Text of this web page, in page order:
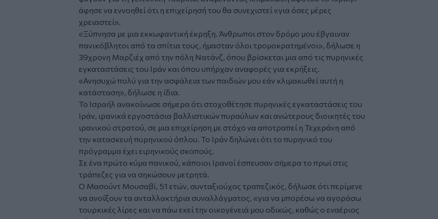
άφησε να εννοηθεί ότι η επιχείρησή του θα συνεχιστεί «για όσες μέρες
χρειαστεί».
«Ξύπνησα με μια εκκωφαντική έκρηξη. Άνθρωποι στον δρόμο μου έβγαιναν
πανικόβλητοι από τα σπίτια τους, ήμασταν όλοι τρομοκρατημένοι», δήλωσε η
39χρονη Μαρζιέχ από την πόλη Νατάνζ, όπου βρίσκεται μια από τις πυρηνικές
εγκαταστάσεις του Ιράν και όπου υπήρχαν αναφορές για εκρήξεις.
«Ανησυχώ πολύ για την ασφάλεια των παιδιών μου εάν κλιμακωθεί αυτή η
κατάσταση», δήλωσε η ίδια.
Το Ισραήλ ανακοίνωσε σήμερα ότι στοχοθέτησε πυρηνικές εγκαταστάσεις του
Ιράν, ιρανικά εργοστάσια βαλλιστικών πυραύλων και ανώτερους διοικητές του
ιρανικού στρατού, σε μια επιχείρηση με στόχο να αποτραπεί η Τεχεράνη από
την κατασκευή πυρηνικού όπλου. Το Ιράν δηλώνει ότι το πυρηνικό του
πρόγραμμα έχει ειρηνικούς σκοπούς.
Σε ένα πρώτο κύμα πανικού, κάποιοι Ιρανοί έσπευσαν σήμερα το πρωί στις
τράπεζες για να σηκώσουν μετρητά.
Ο Μασούντ Μουσαβί, 51 ετών, συνταξιούχος τραπεζικός, δήλωσε ότι περίμενε
να ανοίξουν τα ανταλλακτήρια συναλλάγματος, «για να μπορέσω να αγοράσω
τουρκικές λίρες και να πάω εκεί την οικογένειά μου οδικώς, καθώς ο εναέριος